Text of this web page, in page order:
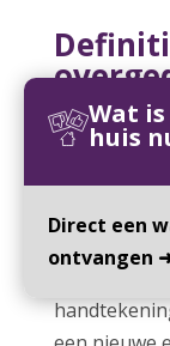
Haag
8 aug 2026
Verkocht &
nieuwe
Weer een
Wat
huis
Direct een
ontvangen